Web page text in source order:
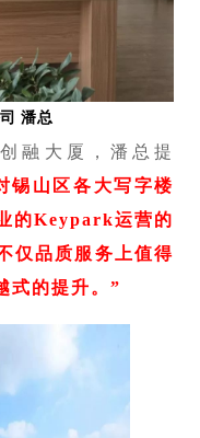
潘总
融大厦，潘总提
锡山区各大写字楼
的Keypark运营的
仅品质服务上值得
式的提升。”